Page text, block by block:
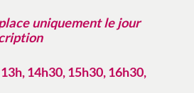
uniquement le jour
14h30, 15h30, 16h30,